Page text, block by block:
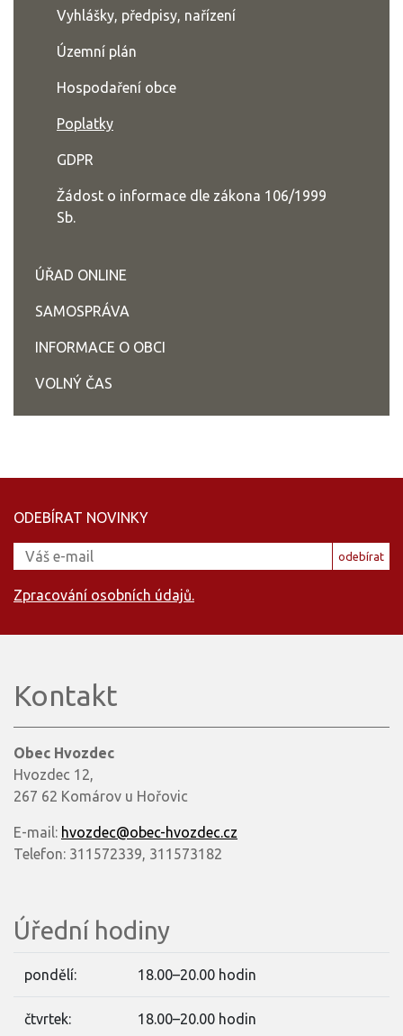
Vyhlášky, předpisy, nařízení
Územní plán
Hospodaření obce
Poplatky
GDPR
Žádost o informace dle zákona 106/1999
Sb.
ÚŘAD ONLINE
SAMOSPRÁVA
INFORMACE O OBCI
VOLNÝ ČAS
ODEBÍRAT NOVINKY
odebírat
Zpracování osobních údajů.
Kontakt
Obec Hvozdec
Hvozdec 12,
267 62 Komárov u Hořovic
E-mail: hvozdec@obec-hvozdec.cz
Telefon: 311572339, 311573182
Úřední hodiny
pondělí: 18.00–20.00 hodin
čtvrtek: 18.00–20.00 hodin